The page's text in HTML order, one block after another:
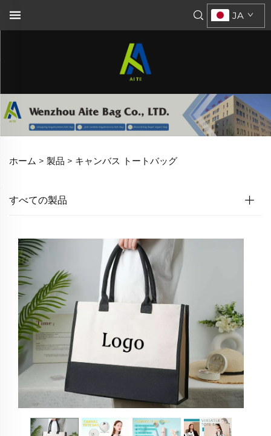
JA
ホーム > 製品 > キャンバス トートバッグ
すべての製品